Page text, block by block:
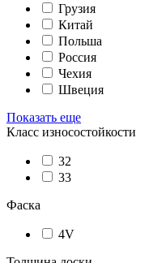
Грузия
Китай
Польша
Россия
Чехия
Швеция
Показать еще
Класс износостойкости
32
33
Фаска
4V